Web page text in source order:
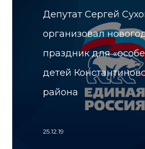
Депутат Сергей
организовал
праздник для
детей
района
25.12.19